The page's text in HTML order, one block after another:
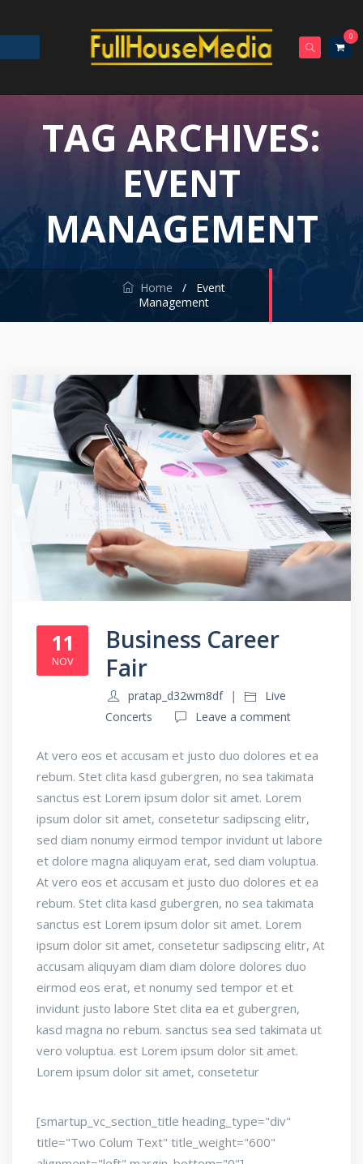
0
TAG ARCHIVES:
EVENT
MANAGEMENT
Home /
Event
Management
11
NOV
Business Career
Fair
pratap_d32wm8df
Live
Concerts
Leave a comment
At vero eos et accusam et justo duo dolores et ea
rebum. Stet clita kasd gubergren, no sea takimata
sanctus est Lorem ipsum dolor sit amet. Lorem
ipsum dolor sit amet, consetetur sadipscing elitr,
sed diam nonumy eirmod tempor invidunt ut labore
et dolore magna aliquyam erat, sed diam voluptua.
At vero eos et accusam et justo duo dolores et ea
rebum. Stet clita kasd gubergren, no sea takimata
sanctus est Lorem ipsum dolor sit amet. Lorem
ipsum dolor sit amet, consetetur sadipscing elitr, At
accusam aliquyam diam diam dolore dolores duo
eirmod eos erat, et nonumy sed tempor et et
invidunt justo labore Stet clita ea et gubergren,
kasd magna no rebum. sanctus sea sed takimata ut
vero voluptua. est Lorem ipsum dolor sit amet.
Lorem ipsum dolor sit amet, consetetur
[smartup_vc_section_title heading_type="div"
title="Two Colum Text" title_weight="600"